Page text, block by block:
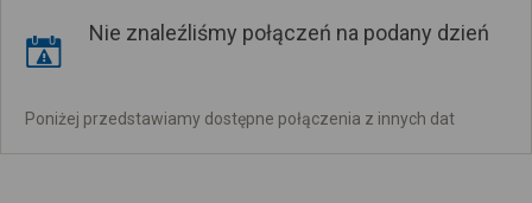
Nie znaleźliśmy połączeń na podany dzień
Poniżej przedstawiamy dostępne połączenia z innych dat